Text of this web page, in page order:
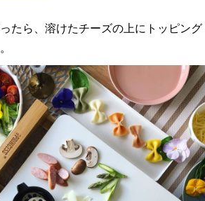
たら、溶けたチーズの上にトッピング